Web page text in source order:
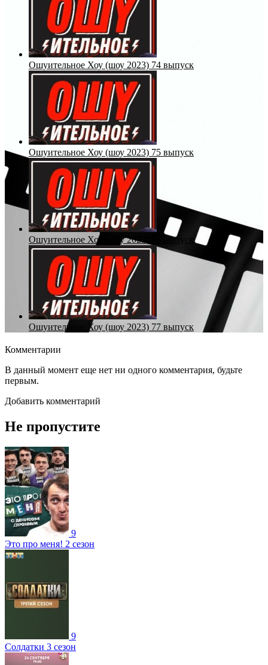
Ошуительное Хоу (шоу 2023) 74 выпуск
Ошуительное Хоу (шоу 2023) 75 выпуск
Ошуительное Хоу (шоу 2023) 76 выпуск
Ошуительное Хоу (шоу 2023) 77 выпуск
Комментарии
В данный момент еще нет ни одного комментария, будьте
первым.
Добавить комментарий
Не пропустите
9
Это про меня! 2 сезон
9
Солдатки 3 сезон